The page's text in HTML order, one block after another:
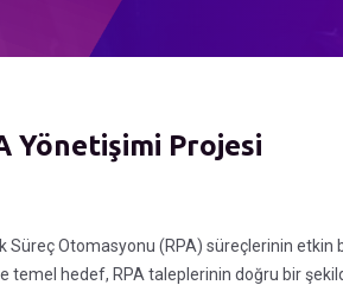
Yönetişimi Projesi
Süreç Otomasyonu (RPA) süreçlerinin
temel hedef, RPA taleplerinin doğru bir